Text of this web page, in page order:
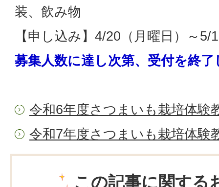
装、飲み物
【申し込み】4/20（月曜日）～5/
募集人数に達し次第、受付を終了
令和6年度さつまいも栽培体験
令和7年度さつまいも栽培体験
この記事に関する